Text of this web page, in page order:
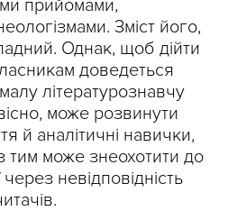
прийомами,
Зміст його,
Однак, щоб дійти
доведеться
літературознавчу
може розвинути
й аналітичні навички,
тим може знеохотити до
через невідповідність